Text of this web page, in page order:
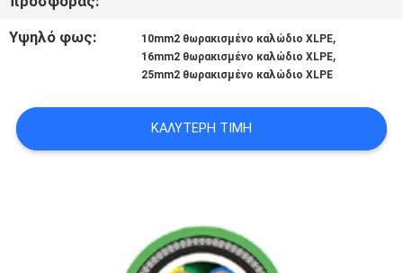
ΈΝΑ
ΑΠΌΣΠΑΣΜΑ
SITEMAP
Υψηλό φως: 10mm2 θωρακισμένο καλώδιο XLPE,
16mm2 θωρακισμένο καλώδιο XLPE,
25mm2 θωρακισμένο καλώδιο XLPE
ΚΑΛΎΤΕΡΗ ΤΙΜΉ